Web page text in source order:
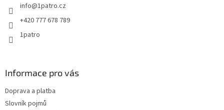
info@1patro.cz
+420 777 678 789
1patro
Informace pro vás
Doprava a platba
Slovník pojmů